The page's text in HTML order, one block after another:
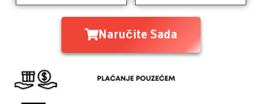
Naručite Sada